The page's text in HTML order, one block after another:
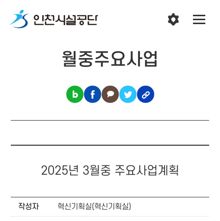
월중주요사업
2025년 3월중 주요사업계획
작성자 혁신기획실(혁신기획실)